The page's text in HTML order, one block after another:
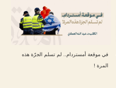
في موقعة أمستردام.. لم تسلم الجرّة هذه
المرة !